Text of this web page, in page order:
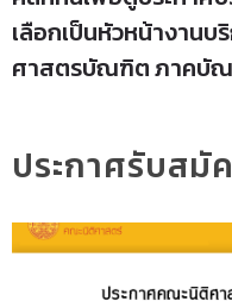
เลือกเป็นหัวหน้างาน
ศาสตรบัณฑิต ภาคบั
ประกาศรับสมั